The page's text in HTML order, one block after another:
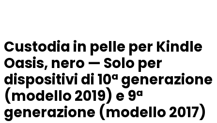
Custodia in pelle per Kindle
Oasis, nero — Solo per
dispositivi di 10ª generazione
(modello 2019) e 9ª
generazione (modello 2017)